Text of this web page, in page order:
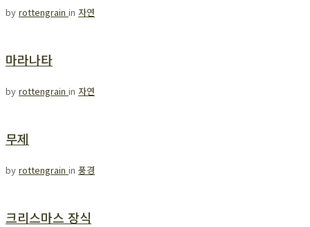
by rottengrain in 자연
마라나타
by rottengrain in 자연
무제
by rottengrain in 풍경
크리스마스 장식